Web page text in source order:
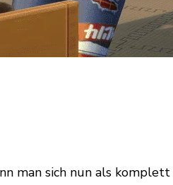
man sich nun als